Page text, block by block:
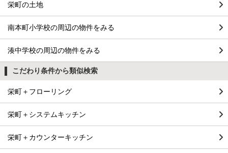
栄町の土地
南本町小学校の周辺の物件をみる
湊中学校の周辺の物件をみる
こだわり条件から類似検索
栄町＋フローリング
栄町＋システムキッチン
栄町＋カウンターキッチン